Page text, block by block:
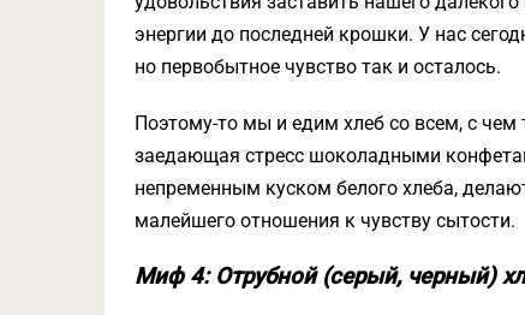
энергии до последней крошки. У нас
но первобытное чувство так и осталось.
Поэтому-то мы и едим хлеб со всем, с
заедающая стресс шоколадными
непременным куском белого хлеба,
малейшего отношения к чувству сытости.
Миф 4: Отрубной (серый, черный)